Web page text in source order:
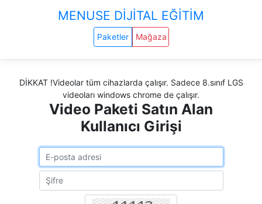
MENUSE DİJİTAL EĞİTİM
Paketler Mağaza
DİKKAT !Videolar tüm cihazlarda çalışır. Sadece 8.sınıf LGS
videoları windows chrome de çalışır.
Video Paketi Satın Alan
Kullanıcı Girişi